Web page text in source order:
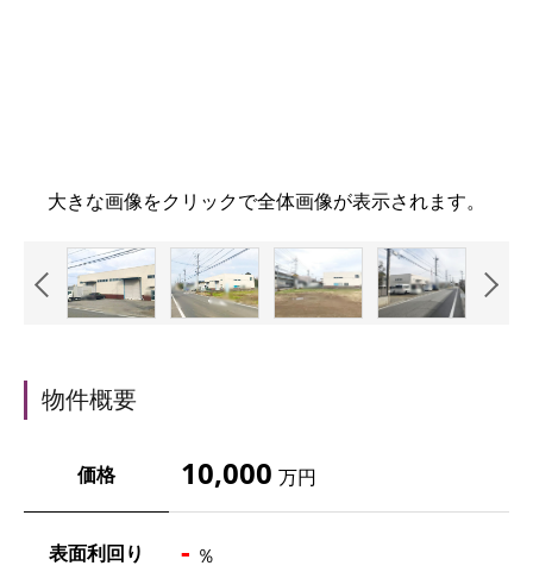
大きな画像をクリックで全体画像が表示されます。
物件概要
価格 10,000 万円
表面利回り - ％